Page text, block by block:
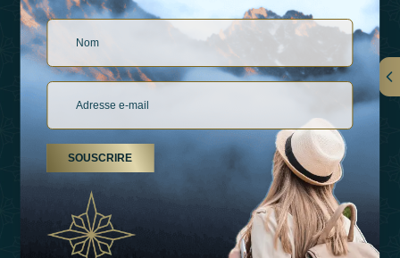
LIENS
À Propos De Nous
Types De Vacances
SOUSCRIRE